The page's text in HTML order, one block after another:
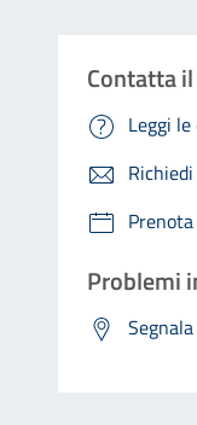
Contatta
Leggi
Problemi